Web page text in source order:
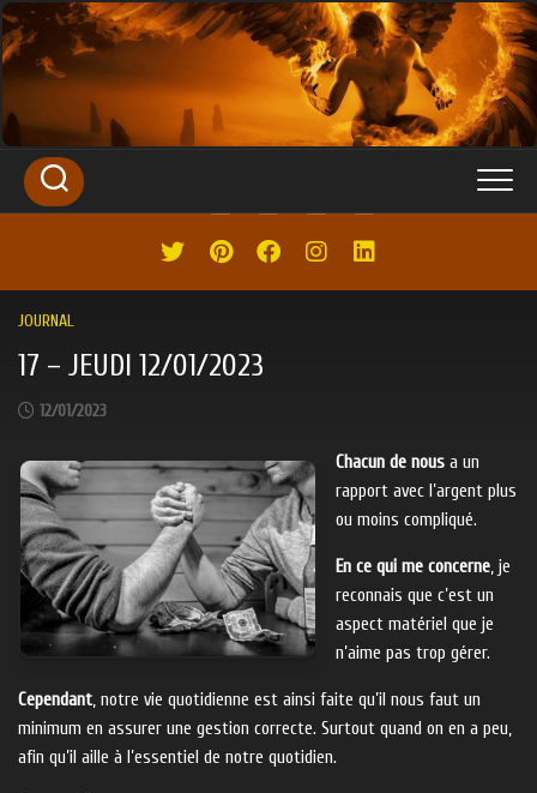
SKIP
TO
CONTENT
JOURNAL
17 – JEUDI 12/01/2023
12/01/2023
Chacun de nous a un
rapport avec l’argent plus
ou moins compliqué.
En ce qui me concerne, je
reconnais que c’est un
aspect matériel que je
n’aime pas trop gérer.
Cependant, notre vie quotidienne est ainsi faite qu’il nous faut un
minimum en assurer une gestion correcte. Surtout quand on en a peu,
afin qu’il aille à l’essentiel de notre quotidien.